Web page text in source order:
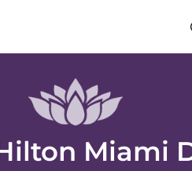
Miami